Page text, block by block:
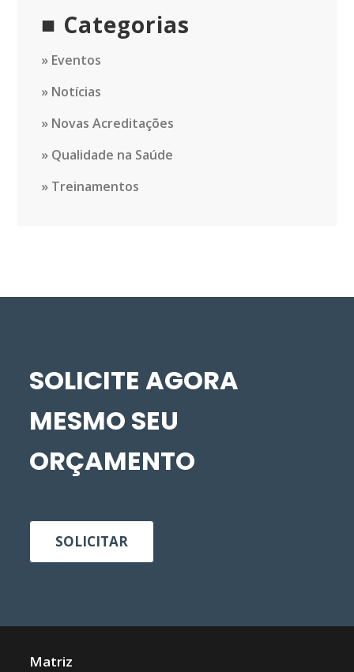
Categorias
Eventos
Notícias
Novas Acreditações
Qualidade na Saúde
Treinamentos
SOLICITE AGORA
MESMO SEU
ORÇAMENTO
SOLICITAR
Matriz